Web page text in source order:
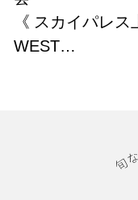
《 スカイパレス
WEST…